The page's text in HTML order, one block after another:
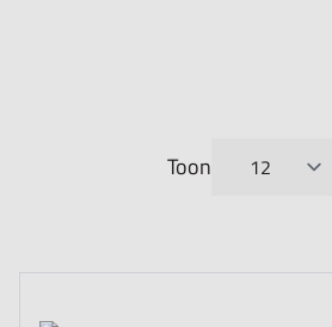
Toon
per pagina